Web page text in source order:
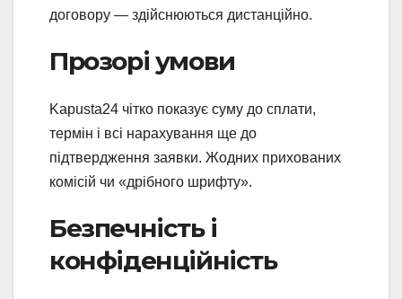
договору — здійснюються дистанційно.
Прозорі умови
Kapusta24 чітко показує суму до сплати,
термін і всі нарахування ще до
підтвердження заявки. Жодних прихованих
комісій чи «дрібного шрифту».
Безпечність і
конфіденційність